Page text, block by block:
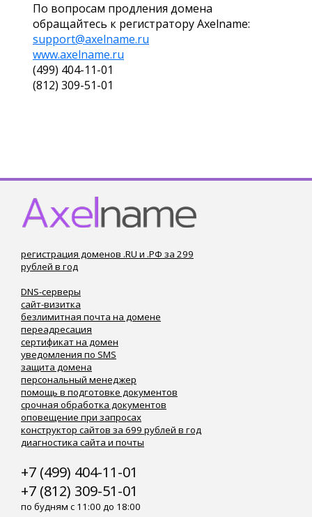
По вопросам продления домена
обращайтесь к регистратору Axelname:
support@axelname.ru
www.axelname.ru
(499) 404-11-01
(812) 309-51-01
регистрация доменов .RU и .РФ за 299
рублей в год
DNS-серверы
сайт-визитка
безлимитная почта на домене
переадресация
сертификат на домен
уведомления по SMS
защита домена
персональный менеджер
помощь в подготовке документов
срочная обработка документов
оповещение при запросах
конструктор сайтов за 699 рублей в год
диагностика сайта и почты
+7 (499) 404-11-01
+7 (812) 309-51-01
по будням с 11:00 до 18:00